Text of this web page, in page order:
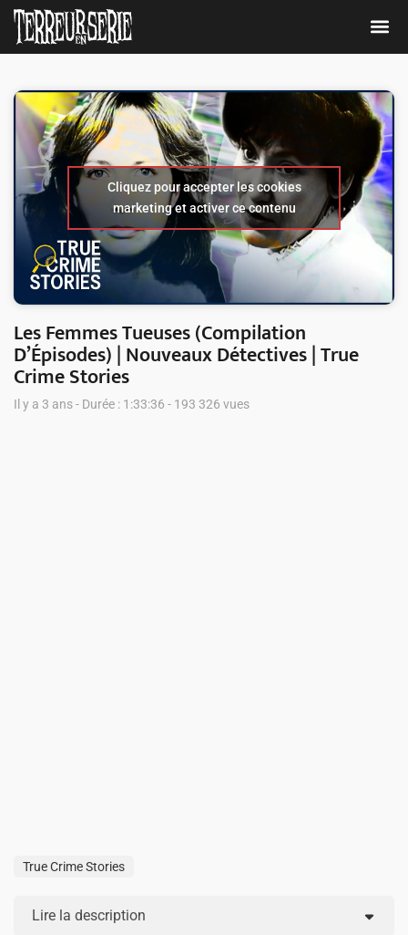
Cliquez pour accepter les cookies
marketing et activer ce contenu
Les Femmes Tueuses (Compilation
D’Épisodes) | Nouveaux Détectives | True
Crime Stories
Il y a 3 ans - Durée : 1:33:36 - 193 326 vues
True Crime Stories
Lire la description